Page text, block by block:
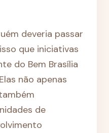
deveria passar
que iniciativas
do Bem Brasília
não apenas
de